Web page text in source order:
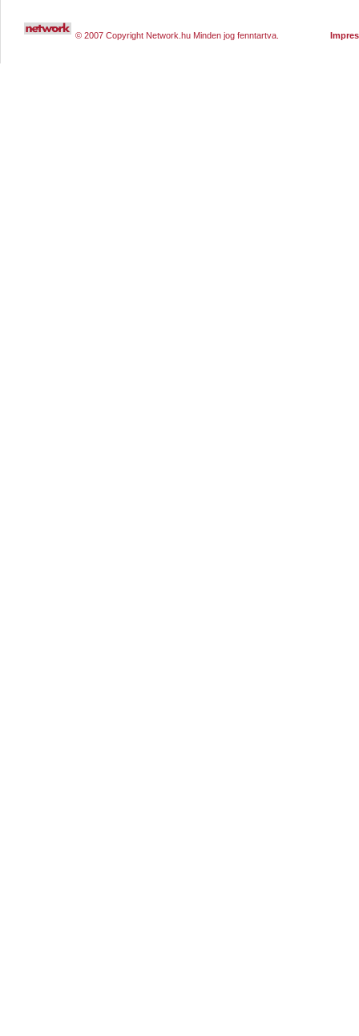
© 2007 Copyright Network.hu Minden jog fenntartva.